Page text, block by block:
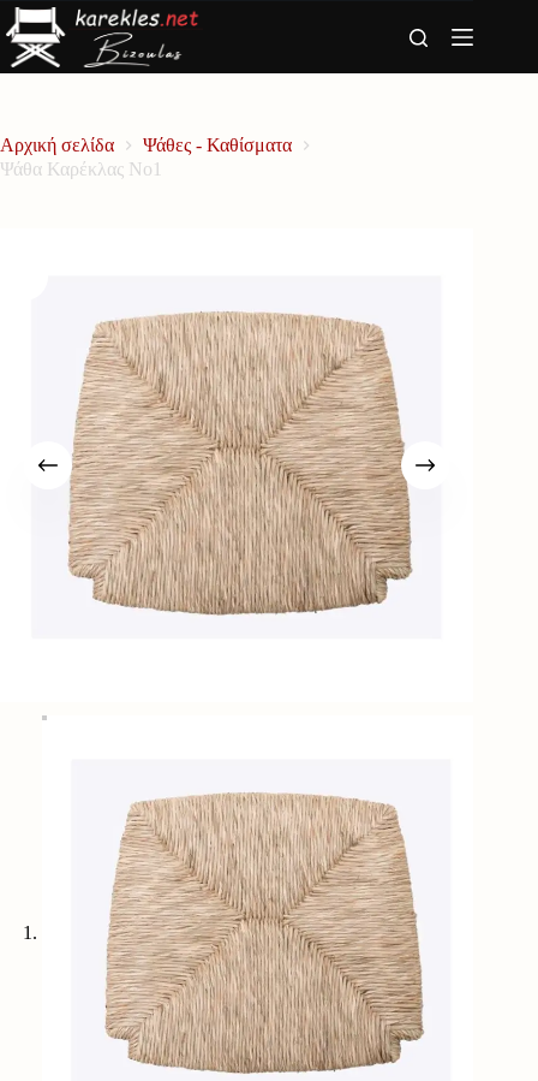
Μετάβαση
στο
περιεχόμενο
Αρχική σελίδα
Ψάθες - Καθίσματα
Ψάθα Καρέκλας Νο1